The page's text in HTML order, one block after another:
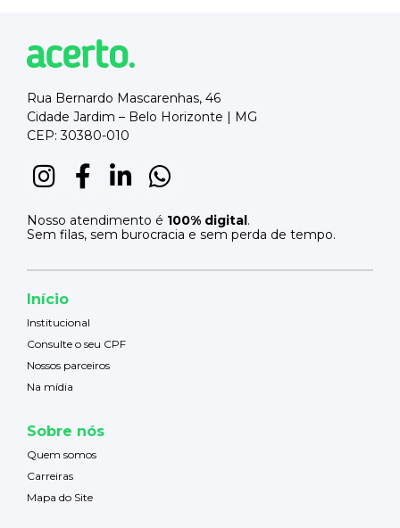
Rua Bernardo Mascarenhas, 46
Cidade Jardim – Belo Horizonte | MG
CEP: 30380-010
Nosso atendimento é 100% digital .
Sem filas, sem burocracia e sem perda de tempo.
Início
Institucional
Consulte o seu CPF
Nossos parceiros
Na mídia
Sobre nós
Quem somos
Carreiras
Mapa do Site